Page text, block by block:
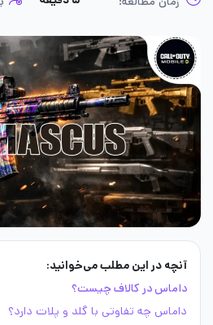
آنچه در این مطلب می‌خوانید:
داماس در کالاف چیست؟
داماس چه تفاوتی با گلد و پلات دارد؟